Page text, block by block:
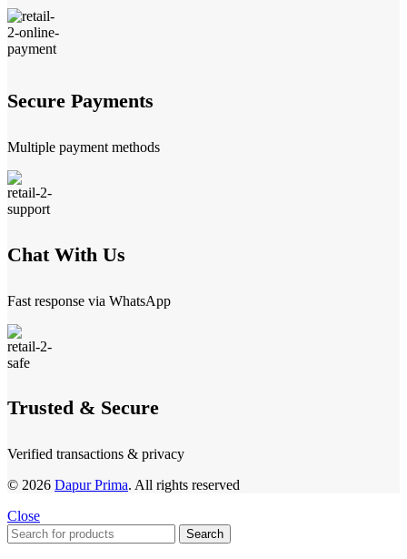
Secure Payments
Multiple payment methods
Chat With Us
Fast response via WhatsApp
Trusted & Secure
Verified transactions & privacy
© 2026 Dapur Prima. All rights reserved
Close
Search